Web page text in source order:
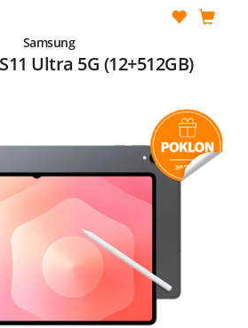
Samsung
Ultra 5G (12+512GB)